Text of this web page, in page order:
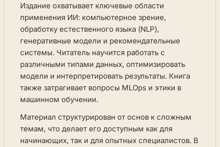
Издание охватывает ключевые области
применения ИИ: компьютерное зрение,
обработку естественного языка (NLP),
генеративные модели и рекомендательные
системы. Читатель научится работать с
различными типами данных, оптимизировать
модели и интерпретировать результаты. Книга
также затрагивает вопросы MLOps и этики в
машинном обучении.
Материал структурирован от основ к сложным
темам, что делает его доступным как для
начинающих, так и для опытных специалистов. В